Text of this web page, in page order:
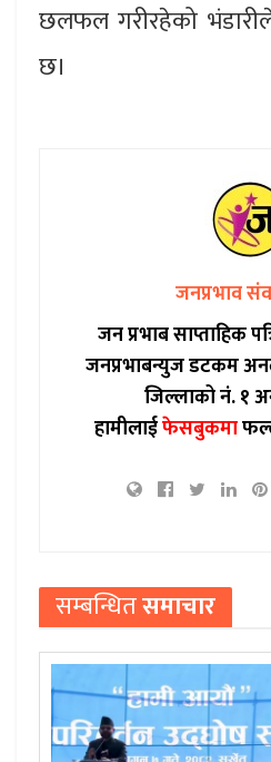
छलफल गरीरहेको
छ।
जनप्रभाव
जन प्रभाब साप्ताहिक
जनप्रभाबन्युज डटकम
जिल्लाको नं. १
हामीलाईफेसबुकमा
सम्बन्धितसमाचार